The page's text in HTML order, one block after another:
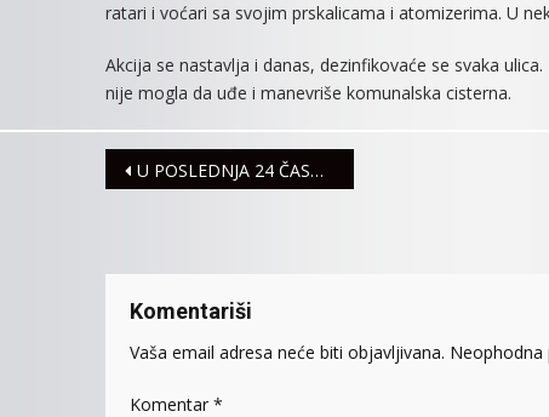
ratari i voćari sa svojim prskalicama i atomizerima. U
Akcija se nastavlja i danas, dezinfikovaće se svaka
nije mogla da uđe i manevriše komunalska cisterna.
Navigacija
U POSLEDNJA 24 ČASA REGISTROVANA 44 NOVA SLUČAJA ZARAZE KORONA VIRUSOM
Komentariši
Vaša email adresa neće biti objavljivana. Neophodna
Komentar *